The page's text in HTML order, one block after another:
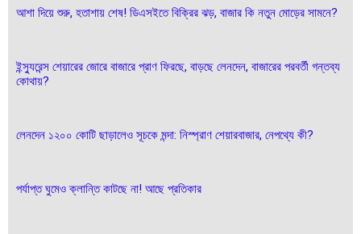
আশা দিয়ে শুরু, হতাশায় শেষ! ডিএসইতে বিক্রির ঝড়, বাজার কি নতুন মোড়ের সামনে?
ইন্স্যুরেন্স শেয়ারের জোরে বাজারে প্রাণ ফিরছে, বাড়ছে লেনদেন, বাজারের পরবর্তী গন্তব্য
কোথায়?
লেনদেন ১২০০ কোটি ছাড়ালেও সূচকে মন্দা: নিস্প্রাণ শেয়ারবাজার, নেপথ্যে কী?
পর্যাপ্ত ঘুমেও ক্লান্তি কাটছে না! আছে প্রতিকার